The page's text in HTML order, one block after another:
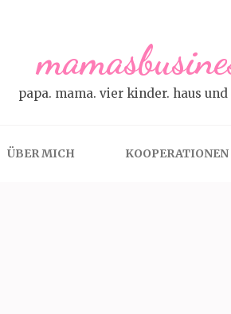
papa. mama. vier kinder. haus
ÜBER MICH KOOPERATIONEN